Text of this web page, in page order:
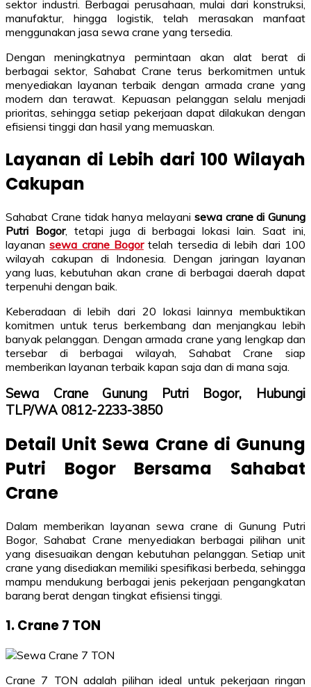
sektor industri. Berbagai perusahaan, mulai dari konstruksi,
manufaktur, hingga logistik, telah merasakan manfaat
menggunakan jasa sewa crane yang tersedia.
Dengan meningkatnya permintaan akan alat berat di
berbagai sektor, Sahabat Crane terus berkomitmen untuk
menyediakan layanan terbaik dengan armada crane yang
modern dan terawat. Kepuasan pelanggan selalu menjadi
prioritas, sehingga setiap pekerjaan dapat dilakukan dengan
efisiensi tinggi dan hasil yang memuaskan.
Layanan di Lebih dari 100 Wilayah
Cakupan
Sahabat Crane tidak hanya melayani sewa crane di Gunung
Putri Bogor, tetapi juga di berbagai lokasi lain. Saat ini,
layanansewa crane Bogortelah tersedia di lebih dari 100
wilayah cakupan di Indonesia. Dengan jaringan layanan
yang luas, kebutuhan akan crane di berbagai daerah dapat
terpenuhi dengan baik.
Keberadaan di lebih dari 20 lokasi lainnya membuktikan
komitmen untuk terus berkembang dan menjangkau lebih
banyak pelanggan. Dengan armada crane yang lengkap dan
tersebar di berbagai wilayah, Sahabat Crane siap
memberikan layanan terbaik kapan saja dan di mana saja.
Sewa Crane Gunung Putri Bogor, Hubungi
TLP/WA 0812-2233-3850
Detail Unit Sewa Crane di Gunung
Putri Bogor Bersama Sahabat
Crane
Dalam memberikan layanan sewa crane di Gunung Putri
Bogor, Sahabat Crane menyediakan berbagai pilihan unit
yang disesuaikan dengan kebutuhan pelanggan. Setiap unit
crane yang disediakan memiliki spesifikasi berbeda, sehingga
mampu mendukung berbagai jenis pekerjaan pengangkatan
barang berat dengan tingkat efisiensi tinggi.
1. Crane 7 TON
Crane 7 TON adalah pilihan ideal untuk pekerjaan ringan